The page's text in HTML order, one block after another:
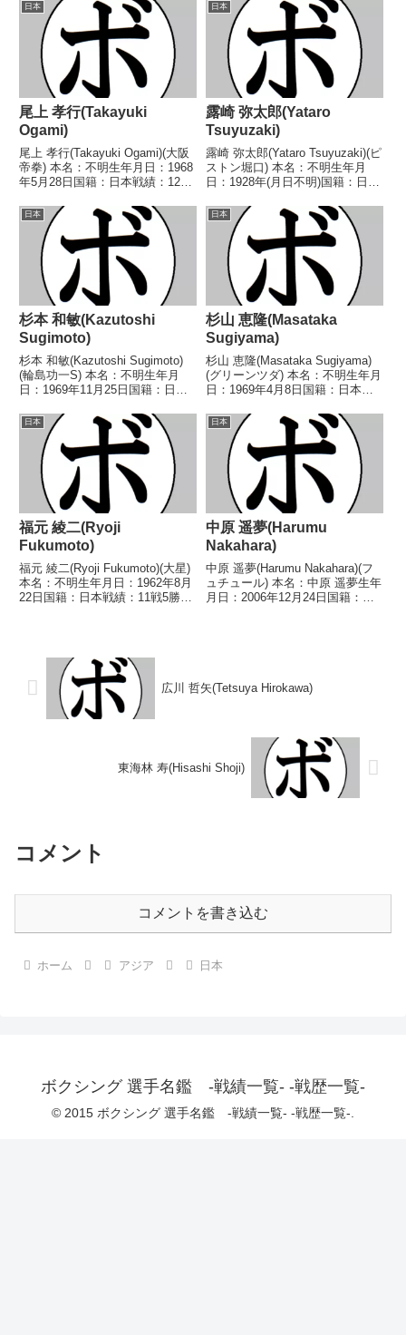
日本
尾上 孝行(Takayuki
Ogami)
尾上 孝行(Takayuki Ogami)(大阪
帝拳) 本名：不明生年月日：1968
年5月28日国籍：日本戦績：12戦
ル】1989年度西日本スーパーフ
ライ級新人王 【戦歴】
1986/05/10 ●4RTK...
日本
露崎 弥太郎(Yataro
Tsuyuzaki)
露崎 弥太郎(Yataro Tsuyuzaki)(ピ
ストン堀口) 本名：不明生年月
日：1928年(月日不明)国籍：日本
効試合 【獲得タイトル】な
し 【戦歴】1947/09/06 ○4R判
定 (採点不明...
日本
杉本 和敏(Kazutoshi
Sugimoto)
杉本 和敏(Kazutoshi Sugimoto)
(輪島功一S) 本名：不明生年月
日：1969年11月25日国籍：日本
得タイトル】なし 【戦歴】
■1989年度東日本フライ級新人王
予選1989/08/0...
日本
杉山 恵隆(Masataka
Sugiyama)
杉山 恵隆(Masataka Sugiyama)
(グリーンツダ) 本名：不明生年月
日：1969年4月8日国籍：日本戦
ル】なし 【戦歴】1989/09/21
○4R判定 (採点不明) 合原 哲二
(新日本大阪)...
日本
福元 綾二(Ryoji
Fukumoto)
福元 綾二(Ryoji Fukumoto)(大星)
本名：不明生年月日：1962年8月
22日国籍：日本戦績：11戦5勝
定 (採点不明...
日本
中原 遥夢(Harumu
Nakahara)
中原 遥夢(Harumu Nakahara)(フ
ュチュール) 本名：中原 遥夢生年
月日：2006年12月24日国籍：日
広川 哲矢(Tetsuya Hirokawa)
東海林 寿(Hisashi Shoji)
コメント
コメントを書き込む
ホーム アジア 日本
ボクシング 選手名鑑 -戦績一覧- -戦歴一覧-
© 2015 ボクシング 選手名鑑 -戦績一覧- -戦歴一覧-.